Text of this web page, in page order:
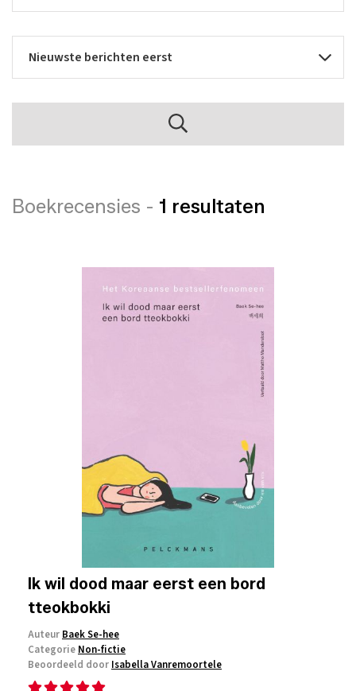
Boekrecensies - 1 resultaten
Ik wil dood maar eerst een bord
tteokbokki
Auteur Baek Se-hee
Categorie Non-fictie
Beoordeeld door Isabella Vanremoortele